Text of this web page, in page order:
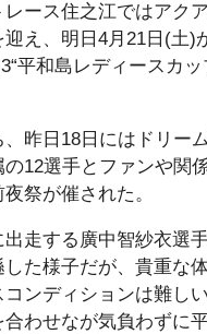
レース住之江ではアク
え、明日4月21日(土)
平和島レディースカ
、昨日18日にはドリー
12選手とファンや関
祭が催された。
出走する廣中智紗衣選
た様子だが、貴重な
ンディションは難し
わせなが気負わずに